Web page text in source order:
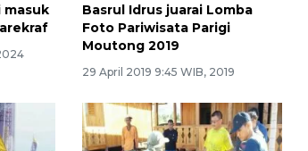
masuk
Basrul Idrus juarai Lomba
Foto Pariwisata Parigi
Moutong 2019
29 April 2019 9:45 WIB, 2019